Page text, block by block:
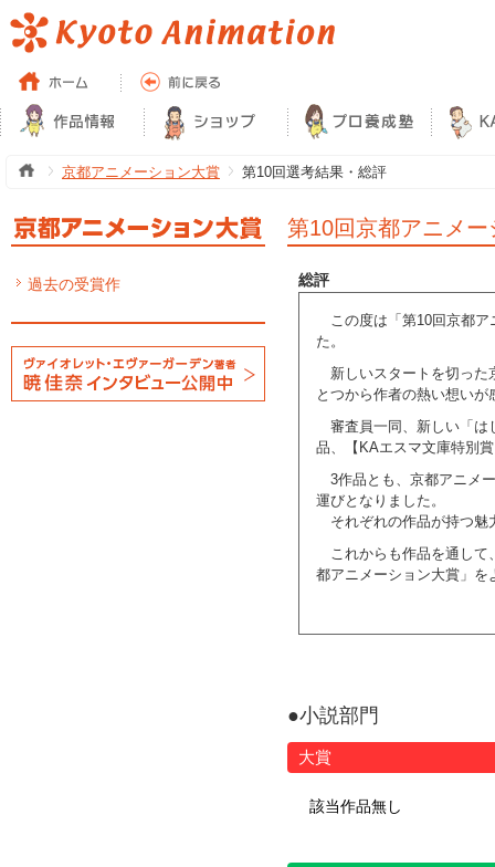
京都アニメーション大賞 第10回選考結果・総評
過去の受賞作
第10回京都アニメ
総評
この度は「第10回京都
た。
新しいスタートを切っ
とつから作者の熱い想いが
審査員一同、新しい「は
品、【KAエスマ文庫特別
3作品とも、京都アニメ
運びとなりました。
それぞれの作品が持つ
これからも作品を通し
都アニメーション大賞」を
●小説部門
大賞
該当作品無し